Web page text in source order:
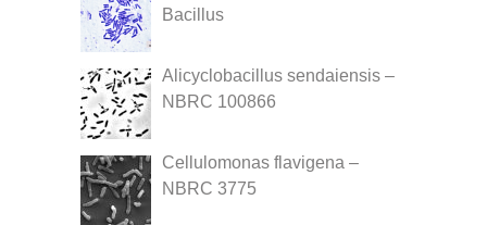
Bacillus
Alicyclobacillus sendaiensis –
NBRC 100866
Cellulomonas flavigena –
NBRC 3775